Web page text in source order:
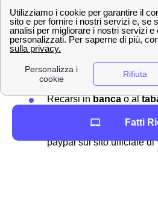
ricarica con Wind-Tre a Abriola
Ricaricareil proprio numero di
significa rimediare ad un credito
ricarica si può:
Recarsi inbancao al
Pagare con addebito su
paypal sul sito ufficiale di
Fatti